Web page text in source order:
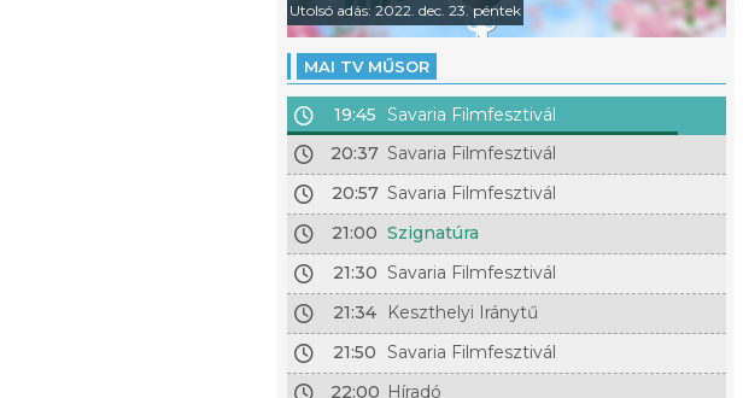
Utolsó adás: 2022. dec. 23. péntek
MAI TV MŰSOR
19:45 Savaria Filmfesztivál
20:37 Savaria Filmfesztivál
20:57 Savaria Filmfesztivál
21:00 Szignatúra
21:30 Savaria Filmfesztivál
21:34
Keszthelyi Iránytű
21:50 Savaria Filmfesztivál
22:00 Híradó